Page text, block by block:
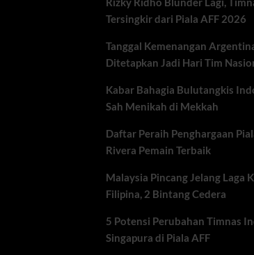
Tersingkir dari Piala AFF 2026
Tanggal Kemenangan
Ditetapkan Jadi Hari Tim
Kabar Bahagia Bulutangkis
Sah Menikah di Mekkah
Daftar Peraih Penghargaan
Rivera Pemain Terbaik
Malaysia Pincang Jelang Laga
Filipina, 2 Bintang Cedera
5 Potensi Perubahan Timnas
Singapura di Piala AFF